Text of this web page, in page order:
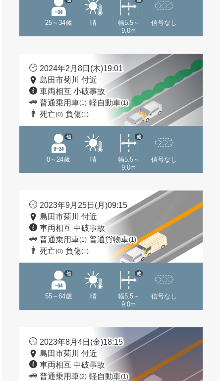
25～34歳 晴
幅5.5～
9.0m
信号なし
2024年2月8日(木)19:01
島田市菊川 付近
車両相互 小破事故
普通乗用車(1) 軽自動車(1)
死亡(0) 負傷(1)
0～24歳
他
晴
幅5.5～
9.0m
他
信号なし
2023年9月25日(月)09:15
島田市菊川 付近
車両相互 中破事故
普通乗用車(1) 普通貨物車(1)
死亡(0) 負傷(1)
55～64歳
他
晴
幅5.5～
9.0m
他
信号なし
2023年8月4日(金)18:15
島田市菊川 付近
車両相互 中破事故
普通乗用車(2) 軽自動車(1)